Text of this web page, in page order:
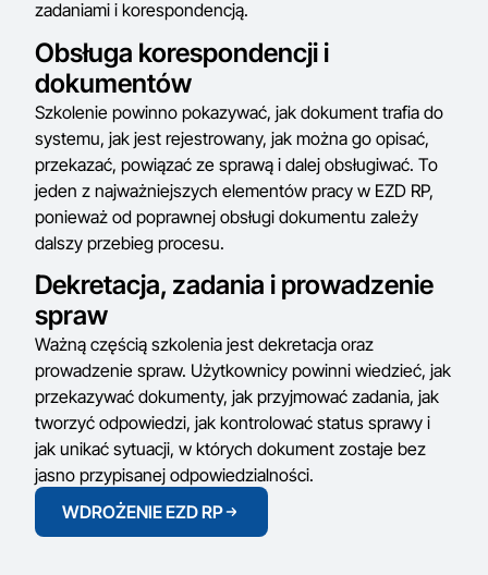
zadaniami i korespondencją.
Obsługa korespondencji i
dokumentów
Szkolenie powinno pokazywać, jak dokument trafia do
systemu, jak jest rejestrowany, jak można go opisać,
przekazać, powiązać ze sprawą i dalej obsługiwać. To
jeden z najważniejszych elementów pracy w EZD RP,
ponieważ od poprawnej obsługi dokumentu zależy
dalszy przebieg procesu.
Dekretacja, zadania i prowadzenie
spraw
Ważną częścią szkolenia jest dekretacja oraz
prowadzenie spraw. Użytkownicy powinni wiedzieć, jak
przekazywać dokumenty, jak przyjmować zadania, jak
tworzyć odpowiedzi, jak kontrolować status sprawy i
jak unikać sytuacji, w których dokument zostaje bez
jasno przypisanej odpowiedzialności.
WDROŻENIE EZD RP